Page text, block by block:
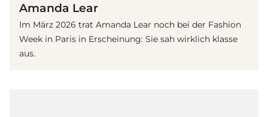
Amanda Lear
Im März 2026 trat Amanda Lear noch bei der Fashion
Week in Paris in Erscheinung: Sie sah wirklich klasse
aus.